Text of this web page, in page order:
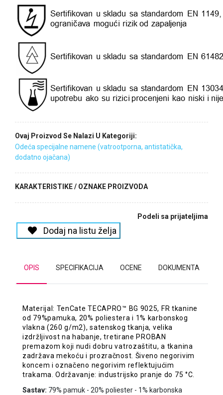
Ovaj Proizvod Se Nalazi U Kategoriji:
Odeća specijalne namene (vatrootporna, antistatička,
dodatno ojačana)
KARAKTERISTIKE / OZNAKE PROIZVODA
Podeli sa prijateljima
Dodaj na listu želja
OPIS SPECIFIKACIJA OCENE DOKUMENTA
Materijal: TenCate TECAPRO™ BG 9025, FR tkanine
od 79%pamuka, 20% poliestera i 1% karbonskog
vlakna (260 g/m2), satenskog tkanja, velika
izdržljivost na habanje, tretirane PROBAN
premazom koji nudi dobru vatrozaštitu, a tkanina
zadržava mekoću i prozračnost. Šiveno negorivim
koncem i označeno negorivim reflektujućim
trakama. Održavanje: industrijsko pranje do 75 °C.
Sastav: 79% pamuk - 20% poliester - 1% karbonska